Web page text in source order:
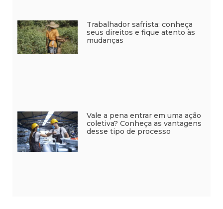
Trabalhador safrista: conheça
seus direitos e fique atento às
mudanças
Vale a pena entrar em uma ação
coletiva? Conheça as vantagens
desse tipo de processo